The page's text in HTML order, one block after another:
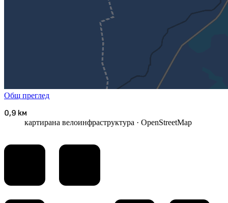
Общ преглед
0,9 км
картирана велоинфраструктура · OpenStreetMap